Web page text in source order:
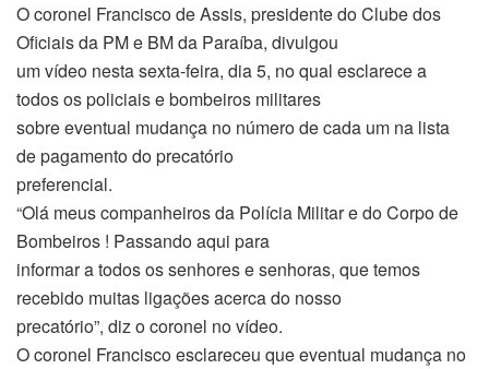
O coronel Francisco de Assis, presidente do Clube dos
Oficiais da PM e BM da Paraíba, divulgou
um vídeo nesta sexta-feira, dia 5, no qual esclarece a
todos os policiais e bombeiros militares
sobre eventual mudança no número de cada um na lista
de pagamento do precatório
preferencial.
“Olá meus companheiros da Polícia Militar e do Corpo de
Bombeiros ! Passando aqui para
informar a todos os senhores e senhoras, que temos
recebido muitas ligações acerca do nosso
precatório”, diz o coronel no vídeo.
O coronel Francisco esclareceu que eventual mudança no